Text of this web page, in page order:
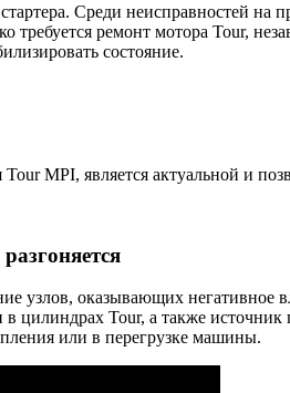
Среди неисправностей на
требуется ремонт мотора Tour,
состояние.
MPI, является актуальной и
узлов, оказывающих
цилиндрах Tour, а также
или в перегрузке машины.